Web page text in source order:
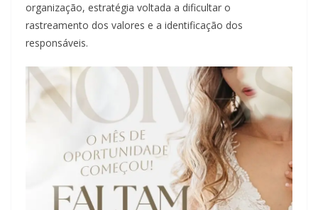
organização, estratégia voltada a dificultar o
rastreamento dos valores e a identificação dos
responsáveis.